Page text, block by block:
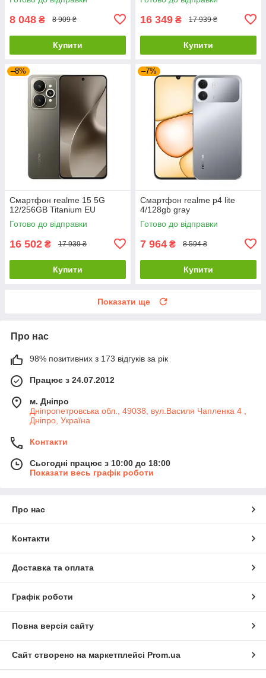
8 048 ₴ 8 909 ₴
Купити
16 349 ₴ 17 939 ₴
Купити
–8%
Смартфон realme 15 5G
12/256GB Titanium EU
Готово до відправки
16 502 ₴ 17 939 ₴
Купити
–7%
Смартфон realme p4 lite
4/128gb gray
Готово до відправки
7 964 ₴ 8 594 ₴
Купити
Показати ще
Про нас
98% позитивних з 173 відгуків за рік
Працює з 24.07.2012
м. Дніпро
Дніпропетровська обл., 49038, вул.Василя Чапленка 4 ,
Дніпро, Україна
Контакти
Сьогодні працює з 10:00 до 18:00
Показати весь графік роботи
Про нас
Контакти
Доставка та оплата
Графік роботи
Повна версія сайту
Сайт створено на маркетплейсі Prom.ua